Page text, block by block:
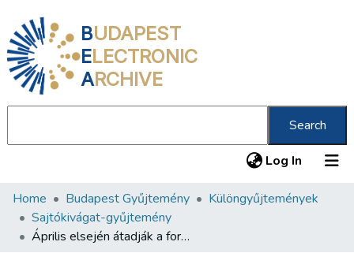
BUDAPEST
ELECTRONIC
ARCHIVE
Search
Log In (current)
Communities & Collections
All of DSpace
Home Budapest Gyűjtemény
Különgyűjtemények
Sajtókivágat-gyűjtemény
Április elsején átadják a forgalomnak a Petőfi-hidat a Boráros-téren